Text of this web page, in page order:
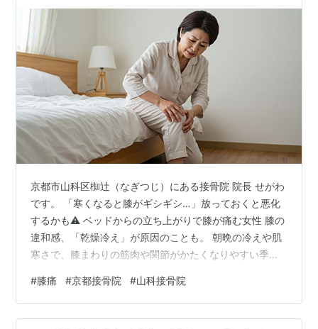
京都市山科区椥辻（なぎつじ）にある接骨院 院長 せがわ
です。 「寒くなると膝がギシギシ…」放っておくと悪化
するかも⚠️ ベッドからの立ち上がりで膝が痛む女性 膝の
違和感、「乾燥冷え」が原因のことも。 朝晩の冷えや肌
寒さで、膝まわりの筋肉や関節がかたくなりやすい季
る”状態になりやすく、 空気の乾燥も加わると関節の動き
がギクシャクしてさらに感じやすくなります。 簡単ケア
はこちら↓ 寝たままの姿勢で、膝をゆっくり曲げ伸ば
#膝痛 #京都接骨院 #山科接骨院